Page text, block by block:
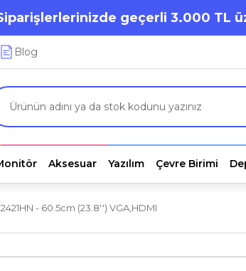
geçerli 3.000 TL
Blog
Aksesuar Yazılım Çevre Birimi
- 60.5cm (23.8'') VGA,HDMI